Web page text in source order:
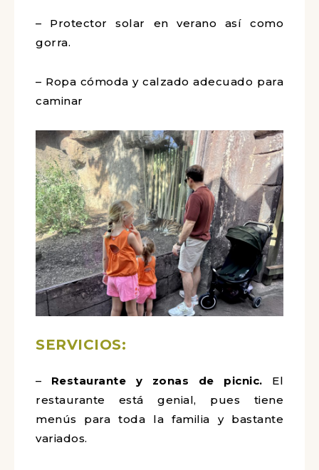
– Protector solar en verano así como
gorra.
– Ropa cómoda y calzado adecuado para
caminar
SERVICIOS:
– Restaurante y zonas de picnic. El
restaurante está genial, pues tiene
menús para toda la familia y bastante
variados.